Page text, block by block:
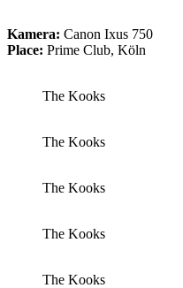
Kamera: Canon Ixus 750
Place: Prime Club, Köln
The Kooks
The Kooks
The Kooks
The Kooks
The Kooks